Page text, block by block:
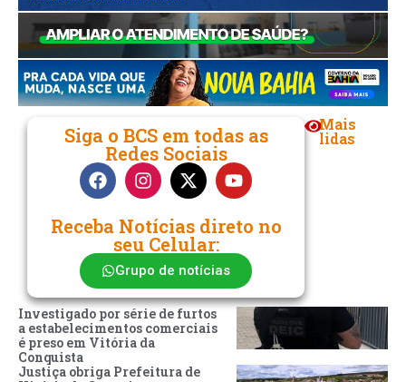
Siga o BCS em todas as
Redes Sociais
Receba Notícias direto no
seu Celular:
Grupo de notícias
Mais
lidas
Investigado por série de furtos
a estabelecimentos comerciais
é preso em Vitória da
Conquista
Justiça obriga Prefeitura de